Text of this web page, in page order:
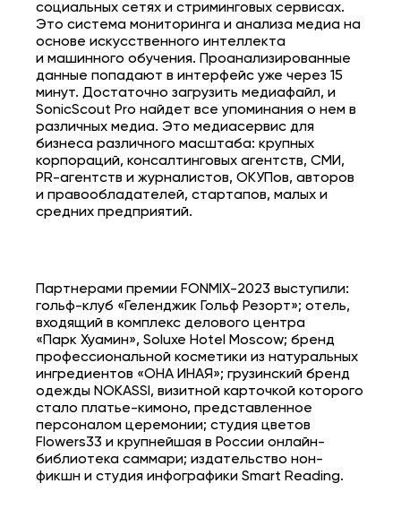
социальных сетях и стриминговых сервисах.
Это система мониторинга и анализа медиа на
основе искусственного интеллекта
и машинного обучения. Проанализированные
данные попадают в интерфейс уже через 15
минут. Достаточно загрузить медиафайл, и
SonicScout Pro найдет все упоминания о нем в
различных медиа. Это медиасервис для
бизнеса различного масштаба: крупных
корпораций, консалтинговых агентств, СМИ,
PR-агентств и журналистов, ОКУПов, авторов
и правообладателей, стартапов, малых и
средних предприятий.
Партнерами премии FONMIX-2023 выступили:
гольф-клуб «Геленджик Гольф Резорт»; отель,
входящий в комплекс делового центра
«Парк Хуамин», Soluxe Hotel Moscow; бренд
профессиональной косметики из натуральных
ингредиентов «ОНА ИНАЯ»; грузинский бренд
одежды NOKASSI, визитной карточкой которого
стало платье-кимоно, представленное
персоналом церемонии; студия цветов
Flowers33 и крупнейшая в России онлайн-
библиотека саммари; издательство нон-
фикшн и студия инфографики Smart Reading.